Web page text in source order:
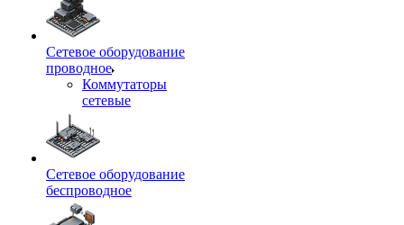
Сетевое оборудование
проводное
Коммутаторы
сетевые
Сетевое оборудование
беспроводное